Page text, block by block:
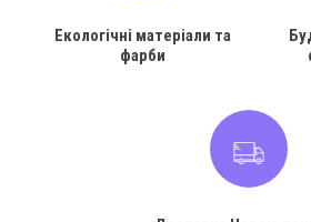
Екологічні матеріали та
фарби